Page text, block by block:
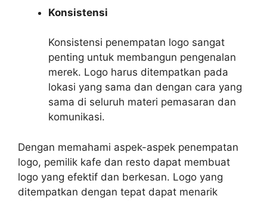
Konsistensi
Konsistensi penempatan logo sangat
penting untuk membangun pengenalan
merek. Logo harus ditempatkan pada
lokasi yang sama dan dengan cara yang
sama di seluruh materi pemasaran dan
komunikasi.
Dengan memahami aspek-aspek penempatan
logo, pemilik kafe dan resto dapat membuat
logo yang efektif dan berkesan. Logo yang
ditempatkan dengan tepat dapat menarik